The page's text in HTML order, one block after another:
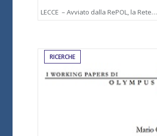
LECCE – Avviato dalla RePOL, la Rete…
RICERCHE